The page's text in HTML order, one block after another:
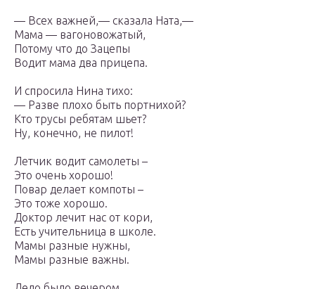
— Всех важней,— сказала Ната,—
Мама — вагоновожатый,
Потому что до Зацепы
Водит мама два прицепа.
И спросила Нина тихо:
— Разве плохо быть портнихой?
Кто трусы ребятам шьет?
Ну, конечно, не пилот!
Летчик водит самолеты –
Это очень хорошо!
Повар делает компоты –
Это тоже хорошо.
Доктор лечит нас от кори,
Есть учительница в школе.
Мамы разные нужны,
Мамы разные важны.